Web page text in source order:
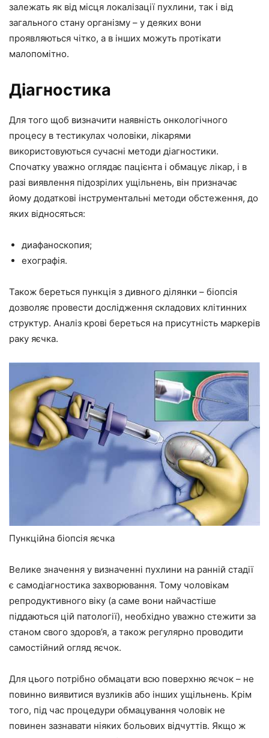
залежать як від місця локалізації пухлини, так і від
загального стану організму – у деяких вони
проявляються чітко, а в інших можуть протікати
малопомітно.
Діагностика
Для того щоб визначити наявність онкологічного
процесу в тестикулах чоловіки, лікарями
використовуються сучасні методи діагностики.
Спочатку уважно оглядає пацієнта і обмацує лікар, і в
разі виявлення підозрілих ущільнень, він призначає
йому додаткові інструментальні методи обстеження, до
яких відносяться:
диафаноскопия;
ехографія.
Також береться пункція з дивного ділянки – біопсія
дозволяє провести дослідження складових клітинних
структур. Аналіз крові береться на присутність маркерів
раку яєчка.
Пункційна біопсія яєчка
Велике значення у визначенні пухлини на ранній стадії
є самодіагностика захворювання. Тому чоловікам
репродуктивного віку (а саме вони найчастіше
піддаються цій патології), необхідно уважно стежити за
станом свого здоров’я, а також регулярно проводити
самостійний огляд яєчок.
Для цього потрібно обмацати всю поверхню яєчок – не
повинно виявитися вузликів або інших ущільнень. Крім
того, під час процедури обмацування чоловік не
повинен зазнавати ніяких больових відчуттів. Якщо ж